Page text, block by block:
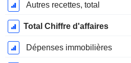
Autres recettes, total
Total Chiffre d'affaires
Dépenses immobilières